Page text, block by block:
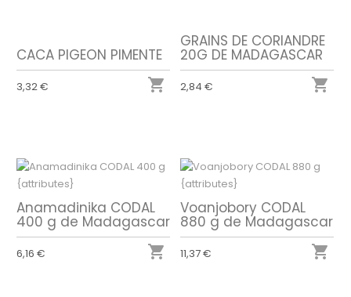
CACA PIGEON PIMENTE
3,32 € 
GRAINS DE CORIANDRE
20G DE MADAGASCAR
2,84 € 
Anamadinika CODAL
400 g de Madagascar
6,16 € 
Voanjobory CODAL
880 g de Madagascar
11,37 € 